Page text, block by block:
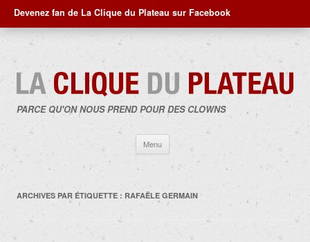
Devenez fan de La Clique du Plateau sur Facebook
PARCE QU'ON NOUS PREND POUR DES CLOWNS
Menu
contenu
ARCHIVES PAR ÉTIQUETTE : RAFAËLE GERMAIN